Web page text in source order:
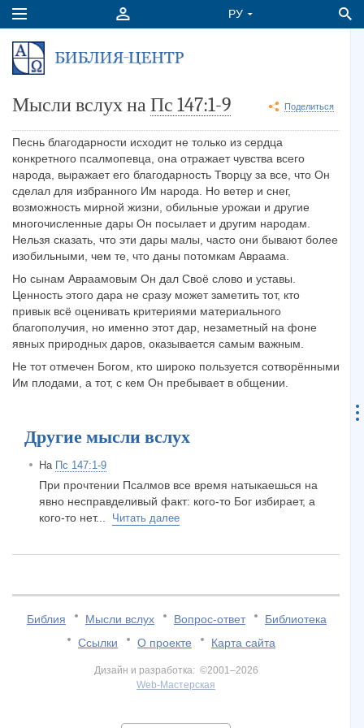
Мысли вслух наПс 147:1-9 Поделиться
Песнь благодарности исходит не только из сердца
конкретного псалмопевца, она отражает чувства всего
народа, выражает его благодарность Творцу за все, что Он
сделал для избранного Им народа. Но ветер и снег,
возможность мирной жизни, обильные урожаи и другие
многочисленные дары Он посылает и другим народам.
Нельзя сказать, что эти дары малы, часто они бывают более
изобильными, чем те, что даны потомкам Авраама.
Но сынам Авраамовым Он дал Своё слово и уставы.
Ценность этого дара не сразу может заметить тот, кто
привык всё оценивать критериями материального
благополучия, но именно этот дар, незаметный на фоне
явных природных даров, оказывается самым важным.
Не тот отмечен Богом, кто широко пользуется сотворёнными
Им плодами, а тот, с кем Он пребывает в общении.
Другие мысли вслух
На Пс 147:1-9
При прочтении Псалмов все время натыкаешься на
явно несправделивый факт: кого-то Бог избирает, а
кого-то нет... Читать далее
Библия Мысли вслух Вопрос-ответ
Библиотека
Ссылки
О проекте Карта сайта
Дизайн и разработка: ©2001–2026
Web-Мастерская